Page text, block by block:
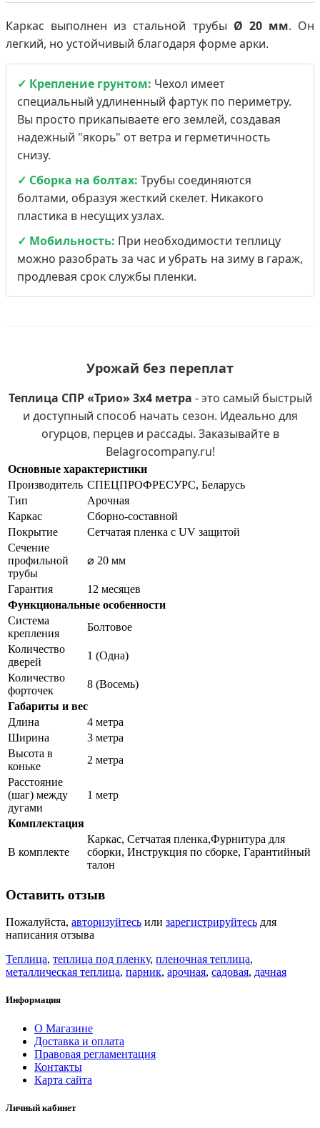
Каркас выполнен из стальной трубы Ø 20 мм. Он
легкий, но устойчивый благодаря форме арки.
✓ Крепление грунтом: Чехол имеет
специальный удлиненный фартук по периметру.
Вы просто прикапываете его землей, создавая
надежный "якорь" от ветра и герметичность
снизу.
✓ Сборка на болтах: Трубы соединяются
болтами, образуя жесткий скелет. Никакого
пластика в несущих узлах.
✓ Мобильность: При необходимости теплицу
можно разобрать за час и убрать на зиму в гараж,
продлевая срок службы пленки.
Урожай без переплат
Теплица СПР «Трио» 3х4 метра - это самый быстрый
и доступный способ начать сезон. Идеально для
огурцов, перцев и рассады. Заказывайте в
Belagrocompany.ru!
Основные характеристики
Производитель СПЕЦПРОФРЕСУРС, Беларусь
Тип
Арочная
Каркас
Сборно-составной
Покрытие
Сетчатая пленка с UV защитой
Сечение
профильной
трубы
⌀ 20 мм
Гарантия
12 месяцев
Функциональные особенности
Система
крепления
Болтовое
Количество
дверей
1 (Одна)
Количество
форточек
8 (Восемь)
Габариты и вес
Длина
4 метра
Ширина
3 метра
Высота в
коньке
2 метра
Расстояние
(шаг) между
дугами
1 метр
Комплектация
В комплекте
Каркас, Сетчатая пленка,Фурнитура для
сборки, Инструкция по сборке, Гарантийный
талон
Оставить отзыв
Пожалуйста, авторизуйтесь или зарегистрируйтесь для
написания отзыва
Теплица, теплица под пленку, пленочная теплица,
металлическая теплица, парник, арочная, садовая, дачная
Информация
О Магазине
Доставка и оплата
Правовая регламентация
Контакты
Карта сайта
Личный кабинет